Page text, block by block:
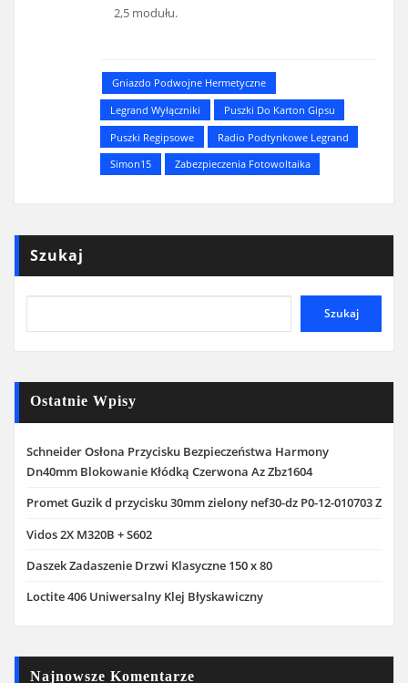
2,5 modułu.
Gniazdo Podwojne Hermetyczne
Legrand Wyłączniki
Puszki Do Karton Gipsu
Puszki Regipsowe
Radio Podtynkowe Legrand
Simon15
Zabezpieczenia Fotowoltaika
Szukaj
Szukaj
Ostatnie Wpisy
Schneider Osłona Przycisku Bezpieczeństwa Harmony
Dn40mm Blokowanie Kłódką Czerwona Az Zbz1604
Promet Guzik d przycisku 30mm zielony nef30-dz P0-12-010703 Z
Vidos 2X M320B + S602
Daszek Zadaszenie Drzwi Klasyczne 150 x 80
Loctite 406 Uniwersalny Klej Błyskawiczny
Najnowsze Komentarze